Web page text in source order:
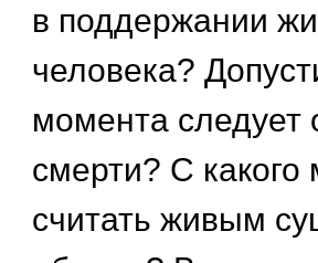
в поддержании
человека?
момента следует
смерти? С
считать живым